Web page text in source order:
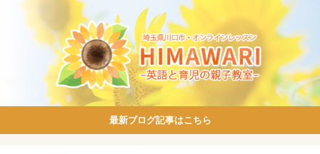
最新ブログ記事はこちら